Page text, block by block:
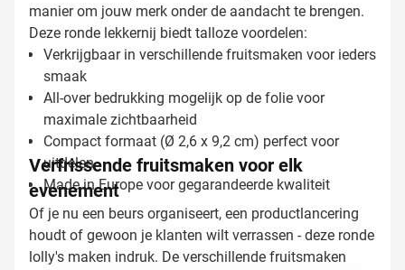
manier om jouw merk onder de aandacht te brengen.
Deze ronde lekkernij biedt talloze voordelen:
Verkrijgbaar in verschillende fruitsmaken voor ieders
smaak
All-over bedrukking mogelijk op de folie voor
maximale zichtbaarheid
Compact formaat (Ø 2,6 x 9,2 cm) perfect voor
uitdelen
Made in Europe voor gegarandeerde kwaliteit
Verfrissende fruitsmaken voor elk
evenement
Of je nu een beurs organiseert, een productlancering
houdt of gewoon je klanten wilt verrassen - deze ronde
lolly's maken indruk. De verschillende fruitsmaken